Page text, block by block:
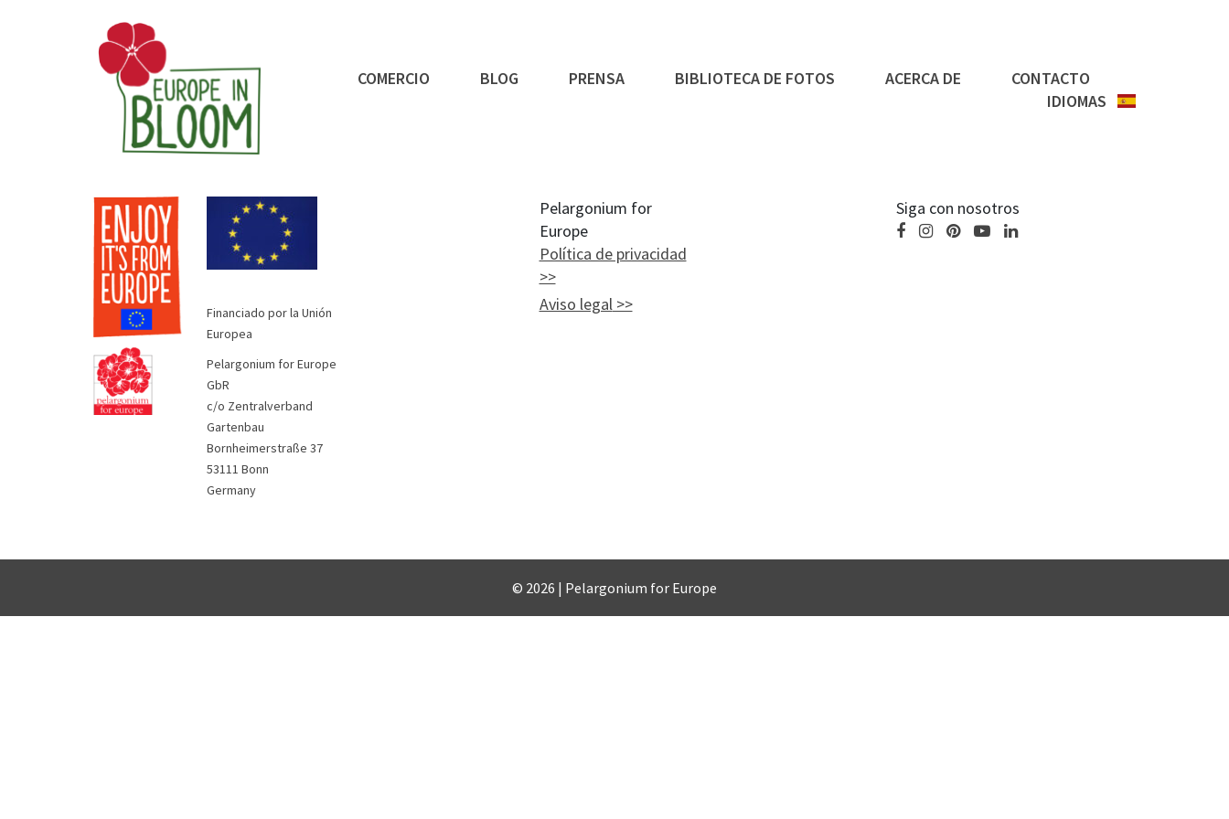
COMERCIO BLOG PRENSA BIBLIOTECA DE FOTOS ACERCA DE
CONTACTO
IDIOMAS
Financiado por la Unión
Europea
Pelargonium for Europe
GbR
c/o Zentralverband
Gartenbau
Bornheimerstraße 37
53111 Bonn
Germany
Pelargonium for
Europe
Política de privacidad
Aviso legal
Siga con nosotros
© 2026 | Pelargonium for Europe